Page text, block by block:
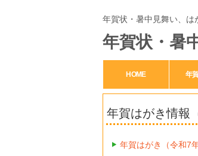
年賀状・暑中見舞い、は
年賀状・暑
HOME 年
年賀はがき情報
年賀はがき（令和7